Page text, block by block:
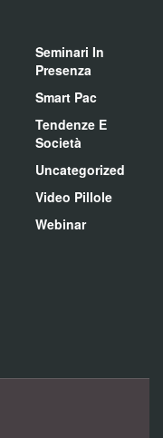
Seminari In
Presenza
Smart Pac
Tendenze E
Società
Uncategorized
Video Pillole
Webinar